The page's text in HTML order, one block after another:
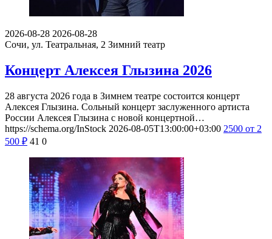
2026-08-28 2026-08-28
Сочи, ул. Театральная, 2 Зимний театр
Концерт Алексея Глызина 2026
28 августа 2026 года в Зимнем театре состоится концерт
Алексея Глызина. Сольный концерт заслуженного артиста
России Алексея Глызина с новой концертной…
https://schema.org/InStock 2026-08-05T13:00:00+03:00 2500 от 2
500 ₽ 41 0